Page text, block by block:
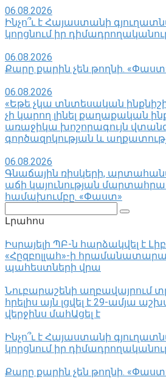
06.08.2026
Ինչո՞ւ է Հայաստանի
կորցնում իր
06.08.2026
Քարը քարին չեն թողնի.
06.08.2026
«Եթե չկա տնտեսական
չի կարող լինել քաղաքական
առաջիկա խոշորագույն
գործազրկության և
06.08.2026
Գնաճային ռիսկերի,
աճի կայունության
համախումբը. «Փաստ»
Լրահոս
Իսրայելի ՊԲ-ն հարձակվել է
«Հըզբոլլահ»-ի
պահեստների վրա
Նուբարաշենի աղբավայրում
հրելիս այն լցվել է 29-ամյա
վերջինս մահԱցել է
Ինչո՞ւ է Հայաստանի
կորցնում իր
Քարը քարին չեն թողնի.